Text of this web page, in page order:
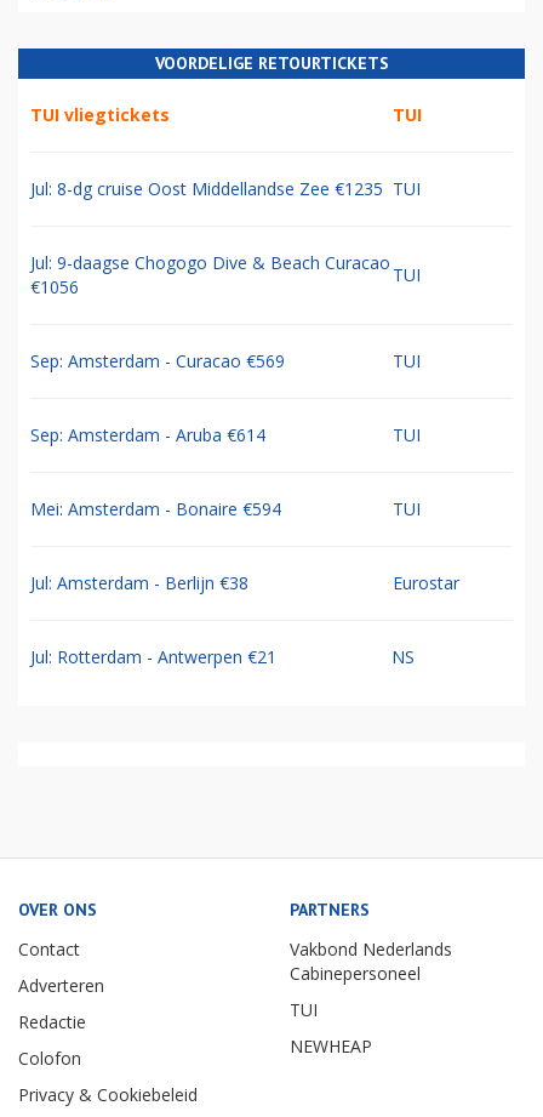
VOORDELIGE RETOURTICKETS
TUI vliegtickets TUI
Jul: 8-dg cruise Oost Middellandse Zee €1235 TUI
Jul: 9-daagse Chogogo Dive & Beach Curacao
€1056
TUI
Sep: Amsterdam - Curacao €569 TUI
Sep: Amsterdam - Aruba €614 TUI
Mei: Amsterdam - Bonaire €594 TUI
Jul: Amsterdam - Berlijn €38 Eurostar
Jul: Rotterdam - Antwerpen €21 NS
OVER ONS
Contact
Adverteren
Redactie
Colofon
Privacy & Cookiebeleid
PARTNERS
Vakbond Nederlands
Cabinepersoneel
TUI
NEWHEAP